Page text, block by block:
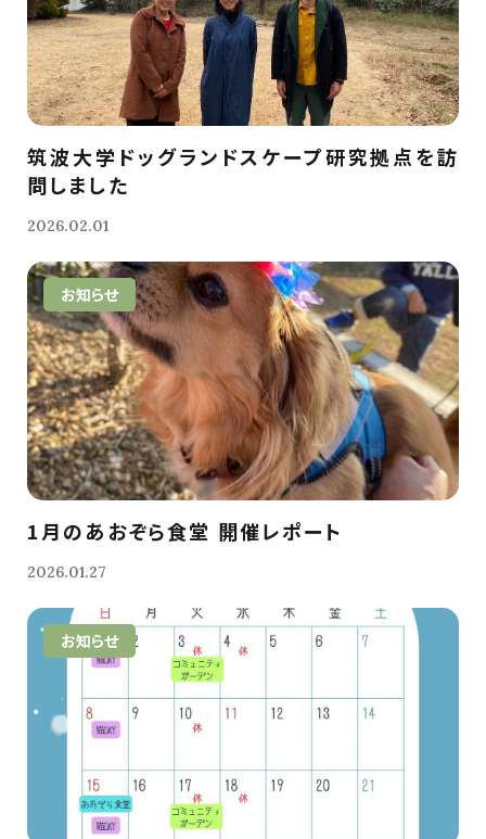
筑波大学ドッグランドスケープ研究拠点を訪
問しました
2026.02.01
お知らせ
1月のあおぞら食堂 開催レポート
2026.01.27
お知らせ